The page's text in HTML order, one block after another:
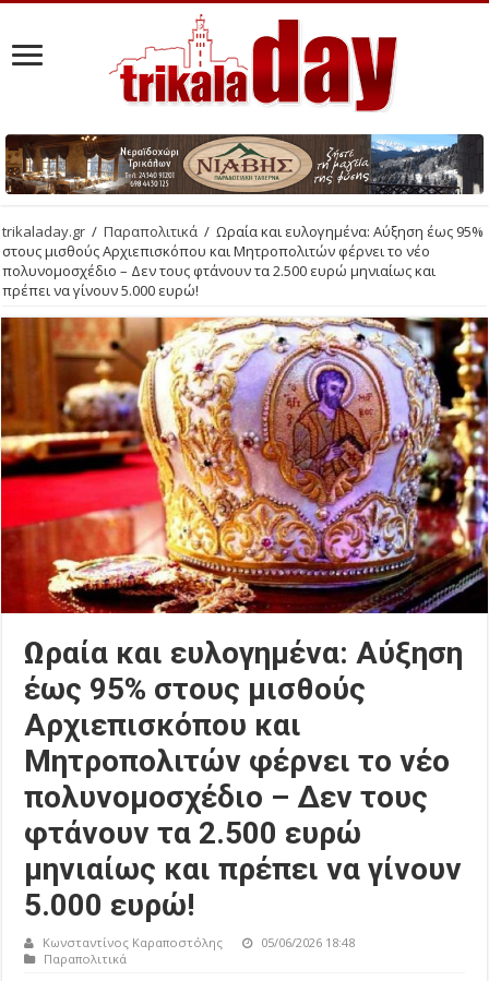
trikaladay.gr / Παραπολιτικά / Ωραία και ευλογημένα: Αύξηση έως 95%
στους μισθούς Αρχιεπισκόπου και Μητροπολιτών φέρνει το νέο
πολυνομοσχέδιο – Δεν τους φτάνουν τα 2.500 ευρώ μηνιαίως και
πρέπει να γίνουν 5.000 ευρώ!
Ωραία και ευλογημένα: Αύξηση
έως 95% στους μισθούς
Αρχιεπισκόπου και
Μητροπολιτών φέρνει το νέο
πολυνομοσχέδιο – Δεν τους
φτάνουν τα 2.500 ευρώ
μηνιαίως και πρέπει να γίνουν
5.000 ευρώ!
Κωνσταντίνος Καραποστόλης
05/06/2026 18:48
Παραπολιτικά